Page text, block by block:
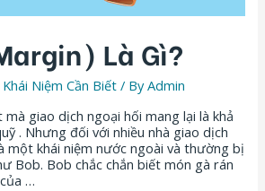
Là Gì?
Khái Niệm Cần Biết / ByAdmin
mà giao dịch ngoại hối mang lại là khả
. Nhưng đối với nhiều nhà giao dịch
một khái niệm nước ngoài và thường bị
Bob. Bob chắc chắn biết món gà rán
…